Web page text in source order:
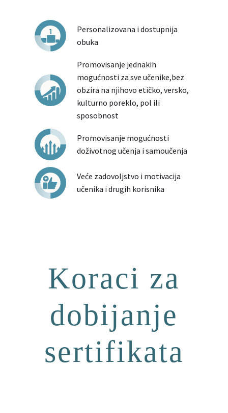
Personalizovana i dostupnija
obuka
Promovisanje jednakih
mogućnosti za sve učenike,bez
obzira na njihovo etičko, versko,
kulturno poreklo, pol ili
sposobnost
Promovisanje mogućnosti
doživotnog učenja i samoučenja
Veće zadovoljstvo i motivacija
učenika i drugih korisnika
Koraci za
dobijanje
sertifikata